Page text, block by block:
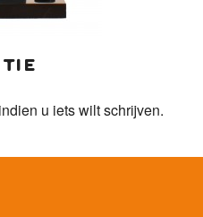
u iets wilt schrijven.